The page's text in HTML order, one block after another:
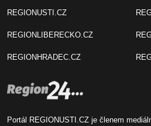
REGIONUSTI.CZ
REGIONLIBERECKO.CZ
REGIONHRADEC.CZ
Portál REGIONUSTI.CZ je členem